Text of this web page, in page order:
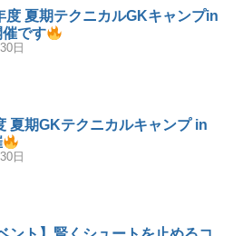
度 夏期テクニカルGKキャンプin
催です
日
夏期GKテクニカルキャンプ in
日